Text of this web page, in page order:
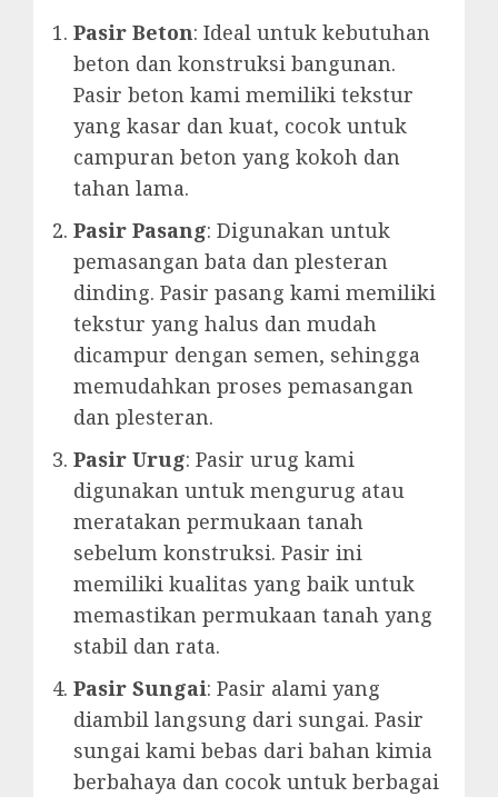
Pasir Beton: Ideal untuk kebutuhan
beton dan konstruksi bangunan.
Pasir beton kami memiliki tekstur
yang kasar dan kuat, cocok untuk
campuran beton yang kokoh dan
tahan lama.
Pasir Pasang: Digunakan untuk
pemasangan bata dan plesteran
dinding. Pasir pasang kami memiliki
tekstur yang halus dan mudah
dicampur dengan semen, sehingga
memudahkan proses pemasangan
dan plesteran.
Pasir Urug: Pasir urug kami
digunakan untuk mengurug atau
meratakan permukaan tanah
sebelum konstruksi. Pasir ini
memiliki kualitas yang baik untuk
memastikan permukaan tanah yang
stabil dan rata.
Pasir Sungai: Pasir alami yang
diambil langsung dari sungai. Pasir
sungai kami bebas dari bahan kimia
berbahaya dan cocok untuk berbagai